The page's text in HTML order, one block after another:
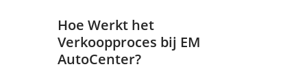
Hoe Werkt het
Verkoopproces bij EM
AutoCenter?